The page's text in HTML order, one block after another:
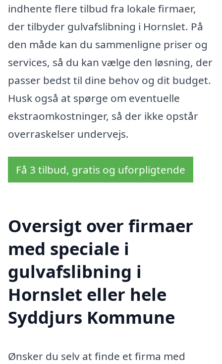
indhente flere tilbud fra lokale firmaer,
der tilbyder gulvafslibning i Hornslet. På
den måde kan du sammenligne priser og
services, så du kan vælge den løsning, der
passer bedst til dine behov og dit budget.
Husk også at spørge om eventuelle
ekstraomkostninger, så der ikke opstår
overraskelser undervejs.
Få 3 tilbud, gratis og uforpligtende
Oversigt over firmaer
med speciale i
gulvafslibning i
Hornslet eller hele
Syddjurs Kommune
Ønsker du selv at finde et firma med